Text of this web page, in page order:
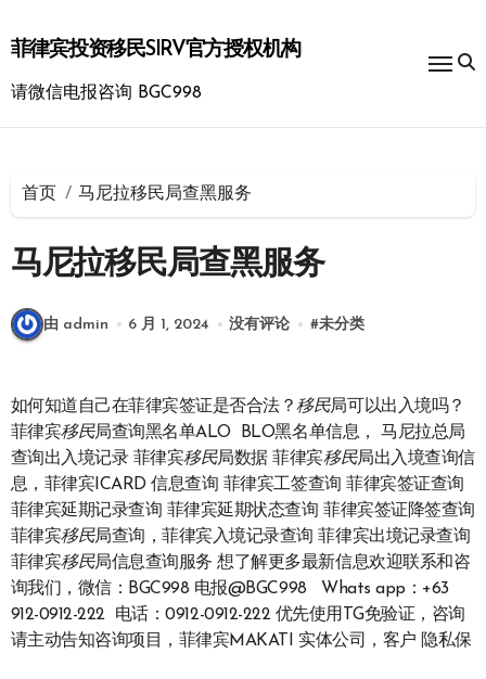
到
内
菲律宾投资移民SIRV官方授权机构
请微信电报咨询 BGC998
首页 马尼拉移民局查黑服务
马尼拉移民局查黑服务
由 admin 6 月 1, 2024 没有评论 #未分类
如何知道自己在菲律宾签证是否合法？移民局可以出入境吗？
菲律宾移民局查询黑名单ALO BLO黑名单信息， 马尼拉总局
查询出入境记录 菲律宾移民局数据 菲律宾移民局出入境查询信
息，菲律宾ICARD 信息查询 菲律宾工签查询 菲律宾签证查询
菲律宾延期记录查询 菲律宾延期状态查询 菲律宾签证降签查询
菲律宾移民局查询，菲律宾入境记录查询 菲律宾出境记录查询
菲律宾移民局信息查询服务 想了解更多最新信息欢迎联系和咨
询我们，微信：BGC998 电报@BGC998 Whats app：+63
912-0912-222 电话：0912-0912-222 优先使用TG免验证，咨询
请主动告知咨询项目，菲律宾MAKATI 实体公司，客户 隐私保